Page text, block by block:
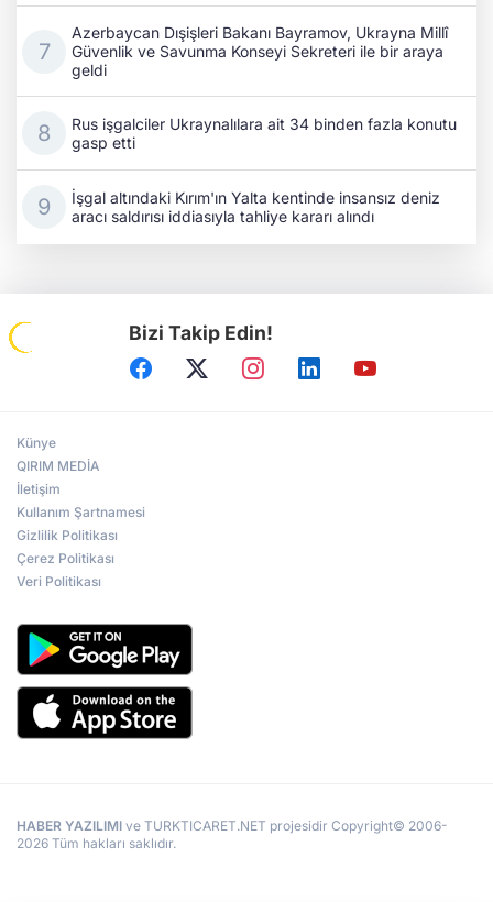
Azerbaycan Dışişleri Bakanı Bayramov, Ukrayna Millî
Güvenlik ve Savunma Konseyi Sekreteri ile bir araya
geldi
Rus işgalciler Ukraynalılara ait 34 binden fazla konutu
gasp etti
İşgal altındaki Kırım'ın Yalta kentinde insansız deniz
aracı saldırısı iddiasıyla tahliye kararı alındı
Bizi Takip Edin!
Künye
QIRIM MEDİA
İletişim
Kullanım Şartnamesi
Gizlilik Politikası
Çerez Politikası
Veri Politikası
HABER YAZILIMI ve TURKTICARET.NET projesidir Copyright© 2006-
2026 Tüm hakları saklıdır.